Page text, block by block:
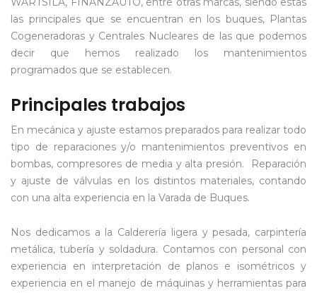
las principales que se encuentran en los buques, Plantas
Cogeneradoras y Centrales Nucleares de las que podemos
decir que hemos realizado los mantenimientos
programados que se establecen.
Principales trabajos
En mecánica y ajuste estamos preparados para realizar todo
tipo de reparaciones y/o mantenimientos preventivos en
bombas, compresores de media y alta presión. Reparación
y ajuste de válvulas en los distintos materiales, contando
con una alta experiencia en la Varada de Buques.
Nos dedicamos a la Calderería ligera y pesada, carpintería
metálica, tubería y soldadura. Contamos con personal con
experiencia en interpretación de planos e isométricos y
experiencia en el manejo de máquinas y herramientas para